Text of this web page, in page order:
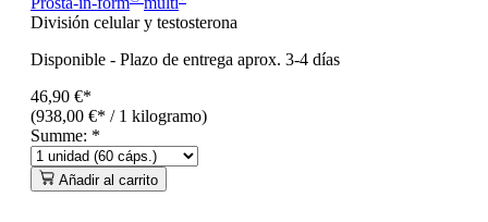
División celular y testosterona
Disponible - Plazo de entrega aprox. 3-4 días
46,90 €*
(938,00 €* / 1 kilogramo)
Summe: *
Añadir al carrito